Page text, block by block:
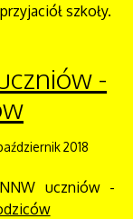
szkoły.
-
2018
uczniów -